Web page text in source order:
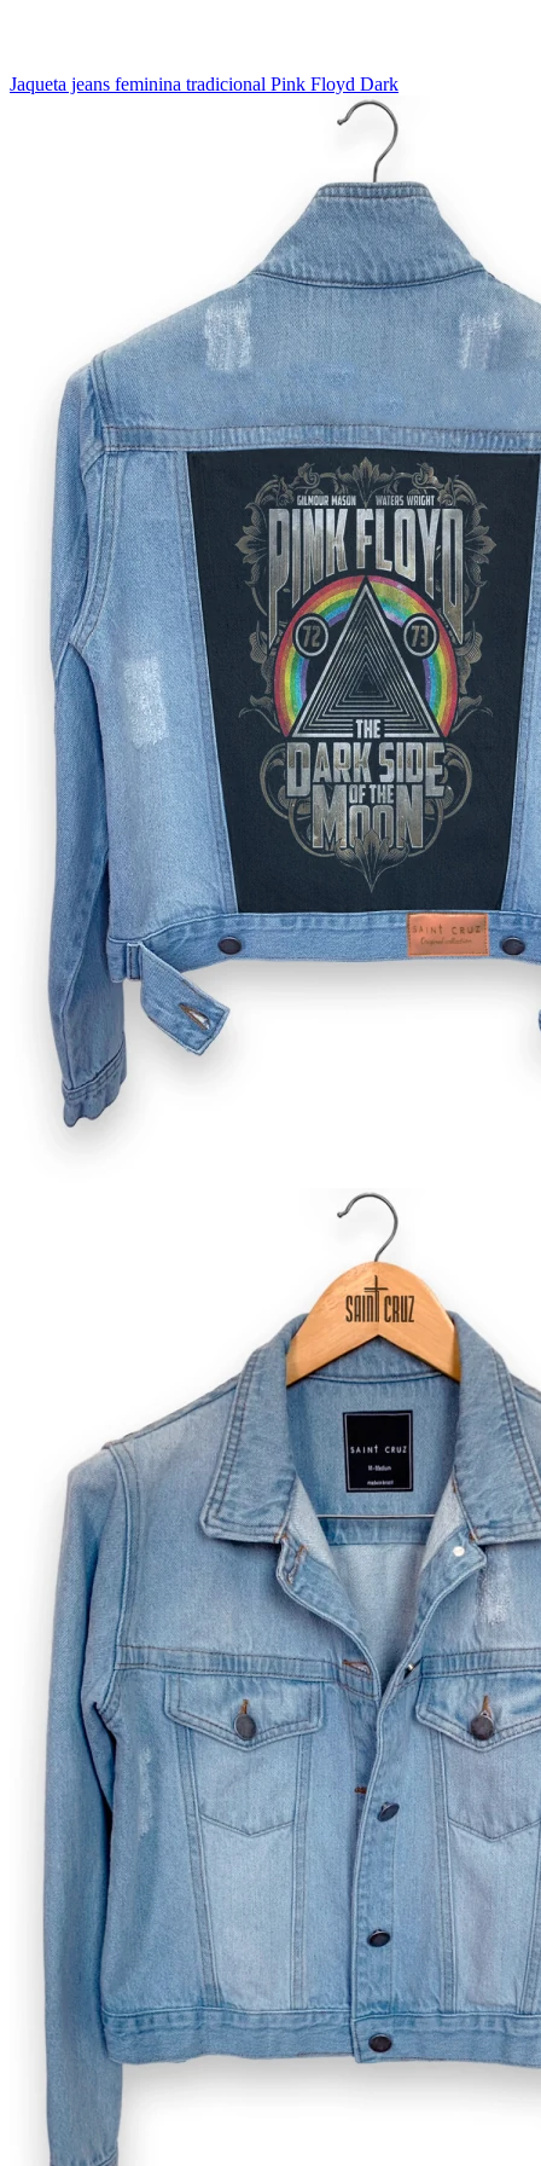
Jaqueta jeans feminina tradicional Pink Floyd Dark